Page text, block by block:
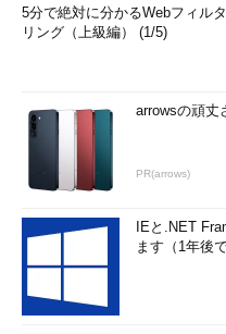
Emirates Team New
USAによる船艇の不正改造が
い。門外漢にはなかなか分か
ORACLE TEAM USA
America's Cup
余談だが、ラリー・エリソ
録したドキュメンタリーを
レック イントゥ・ダークネ
5分で絶対に分かるWebフィルタ
リング（上級編） (1/5)
arrowsの頑丈
PR(arrows)
IEと.NET
ます（1年後